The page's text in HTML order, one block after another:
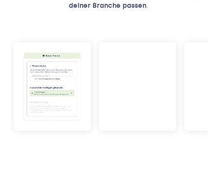
deiner Branche passen.